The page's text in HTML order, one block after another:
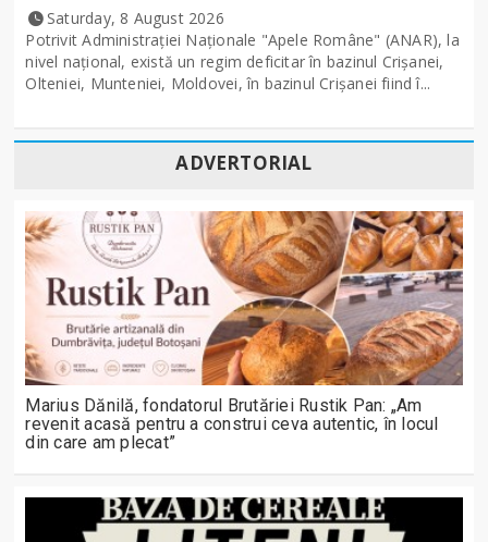
Saturday, 8 August 2026
Potrivit Administraţiei Naţionale "Apele Române" (ANAR), la
nivel naţional, există un regim deficitar în bazinul Crişanei,
Olteniei, Munteniei, Moldovei, în bazinul Crişanei fiind î...
ADVERTORIAL
Marius Dănilă, fondatorul Brutăriei Rustik Pan: „Am
revenit acasă pentru a construi ceva autentic, în locul
din care am plecat”